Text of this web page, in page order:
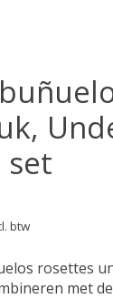
set
btw
rosettes
met